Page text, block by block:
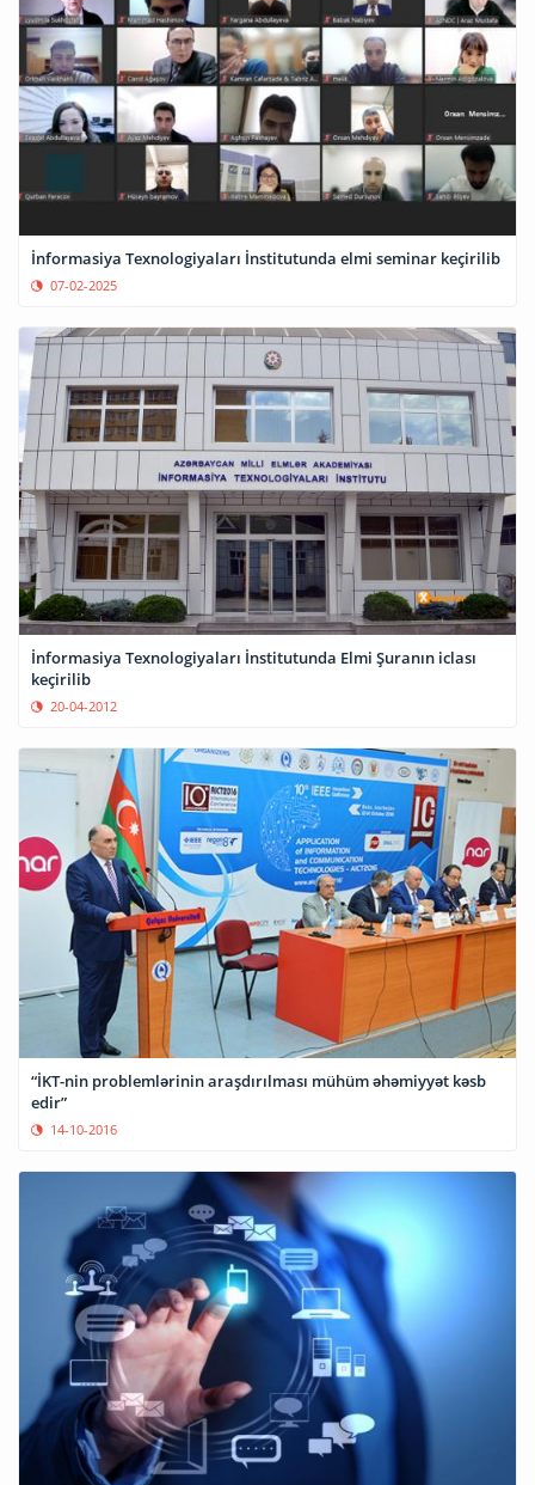
İnformasiya Texnologiyaları İnstitutunda elmi seminar keçirilib
07-02-2025
İnformasiya Texnologiyaları İnstitutunda Elmi Şuranın iclası
keçirilib
20-04-2012
“İKT-nin problemlərinin araşdırılması mühüm əhəmiyyət kəsb
edir”
14-10-2016